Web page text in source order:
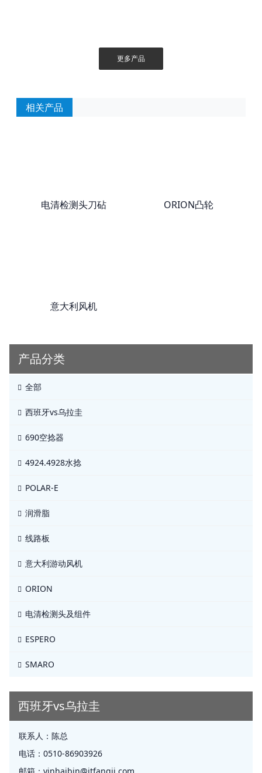
更多产品
相关产品
电清检测头刀砧 ORION凸轮
意大利风机
产品分类
全部
西班牙vs乌拉圭
690空捻器
4924.4928水捻
POLAR-E
润滑脂
线路板
意大利游动风机
ORION
电清检测头及组件
ESPERO
SMARO
西班牙vs乌拉圭
联系人： 陈总
电话： 0510-86903926